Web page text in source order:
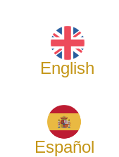
English
Español